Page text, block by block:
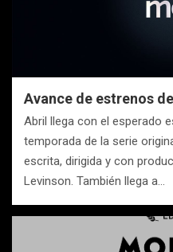
Avance de estrenos
Abril llega con el esperado
temporada de la serie
escrita, dirigida y con
Levinson. También llega a…